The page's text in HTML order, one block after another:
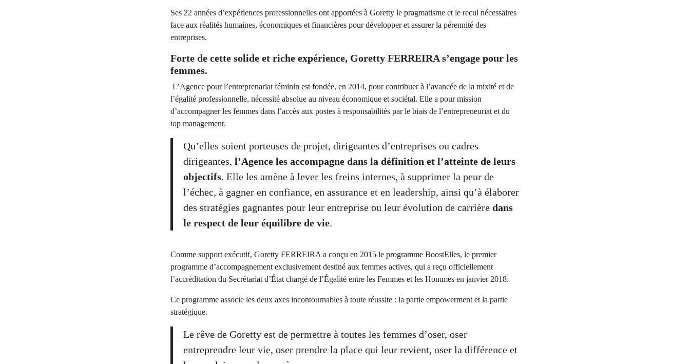
Ses 22 années d’expériences professionnelles ont apportées à Goretty le pragmatisme et le recul nécessaires
face aux réalités humaines, économiques et financières pour développer et assurer la pérennité des
entreprises.
Forte de cette solide et riche expérience, Goretty FERREIRA s’engage pour les
femmes.
L’Agence pour l’entreprenariat féminin est fondée, en 2014, pour contribuer à l’avancée de la mixité et de
l’égalité professionnelle, nécessité absolue au niveau économique et sociétal. Elle a pour mission
d’accompagner les femmes dans l’accès aux postes à responsabilités par le biais de l’entrepreneuriat et du
top management.
Qu’elles soient porteuses de projet, dirigeantes d’entreprises ou cadres
dirigeantes, l’Agence les accompagne dans la définition et l’atteinte de leurs
objectifs. Elle les amène à lever les freins internes, à supprimer la peur de
l’échec, à gagner en confiance, en assurance et en leadership, ainsi qu’à élaborer
des stratégies gagnantes pour leur entreprise ou leur évolution de carrière dans
le respect de leur équilibre de vie.
Comme support exécutif, Goretty FERREIRA a conçu en 2015 le programme BoostElles, le premier
programme d’accompagnement exclusivement destiné aux femmes actives, qui a reçu officiellement
l’accréditation du Secrétariat d’État chargé de l’Égalité entre les Femmes et les Hommes en janvier 2018.
Ce programme associe les deux axes incontournables à toute réussite : la partie empowerment et la partie
stratégique.
Le rêve de Goretty est de permettre à toutes les femmes d’oser, oser
entreprendre leur vie, oser prendre la place qui leur revient, oser la différence et